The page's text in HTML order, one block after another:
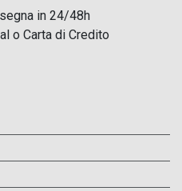
in 24/48h
o Carta di Credito